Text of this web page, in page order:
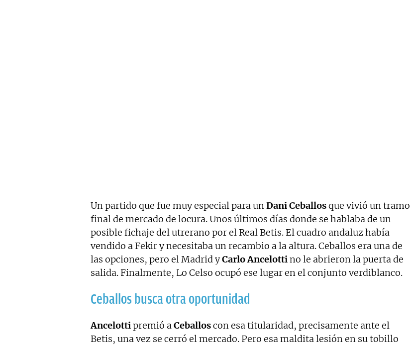
Un partido que fue muy especial para unDani Ceballosque vivió un tramo
final de mercado de locura. Unos últimos días donde se hablaba de un
posible fichaje del utrerano por el Real Betis. El cuadro andaluz había
vendido a Fekir y necesitaba un recambio a la altura. Ceballos era una de
las opciones, pero el Madrid yCarlo Ancelottino le abrieron la puerta de
salida. Finalmente, Lo Celso ocupó ese lugar en el conjunto verdiblanco.
Ceballos busca otra oportunidad
Ancelottipremió aCeballoscon esa titularidad, precisamente ante el
Betis, una vez se cerró el mercado. Pero esa maldita lesión en su tobillo